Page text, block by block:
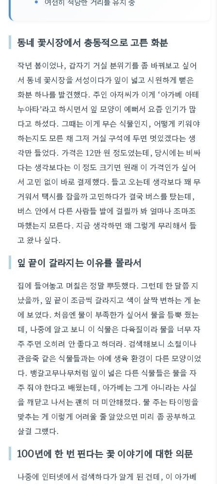
동네 꽃시장에서 충동적으로 고른 화분
작년 봄이었나, 갑자기 거실 분위기를 좀 바꿔보고 싶어
서 동네 꽃시장을 서성이다가 잎이 넓고 시원하게 뻗은
화분 하나를 발견했다. 주인 아저씨가 이게 ‘아가베 아테
누아타’라고 하시면서 잎 모양이 예뻐서 요즘 인기가 많
다고 하셨다. 그때는 이게 무슨 식물인지, 어떻게 키워야
하는지도 모른 채 그저 거실 구석에 두면 멋있겠다는 생
각만 들었다. 가격은 12만 원 정도였는데, 당시에는 비싸
다는 생각보다는 이 정도 크기면 원래 이 가격인가 싶어
서 고민 없이 바로 결제했다. 들고 오는데 생각보다 꽤 무
거워서 택시를 잡을까 고민하다가 결국 버스를 탔는데,
버스 안에서 다른 사람들 발에 걸릴까 봐 얼마나 조마조
마했는지 모른다. 지금 생각하면 왜 그렇게 무리해서 들
고 왔나 싶다.
잎 끝이 갈라지는 이유를 몰라서
집에 들여놓고 며칠은 정말 뿌듯했다. 그런데 한 달쯤 지
났을까, 잎 끝이 조금씩 갈라지고 색이 살짝 변하는 게 눈
에 보였다. 처음엔 물이 부족한가 싶어서 물을 듬뿍 줬는
데, 나중에 알고 보니 이 식물은 다육질이라 물을 너무 자
주 주면 오히려 안 좋다고 하더라. 검색해보니 소철이나
관음죽 같은 식물들과는 아예 생육 환경이 다른 모양이었
다. 뱅갈고무나무처럼 잎이 넓은 다른 식물들은 물을 자
주 줘야 한다고 배웠는데, 아가베는 그게 아니라는 사실
을 깨닫고 나서는 괜히 더 미안해졌다. 물 주는 타이밍을
맞추는 게 이렇게 어려울 줄 알았으면 미리 좀 공부하고
살걸 그랬다.
100년에 한 번 핀다는 꽃 이야기에 대한 의문
나중에 인터넷에서 검색하다가 알게 된 건데, 이 아가베